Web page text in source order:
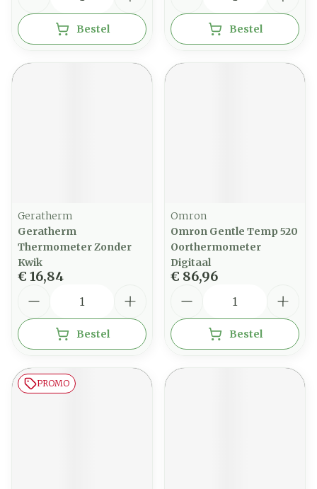
Bestel Bestel
Geratherm
Geratherm
Thermometer Zonder
Kwik
€ 16,84
Bestel
Omron
Omron Gentle Temp 520
Oorthermometer
Digitaal
€ 86,96
Bestel
PROMO